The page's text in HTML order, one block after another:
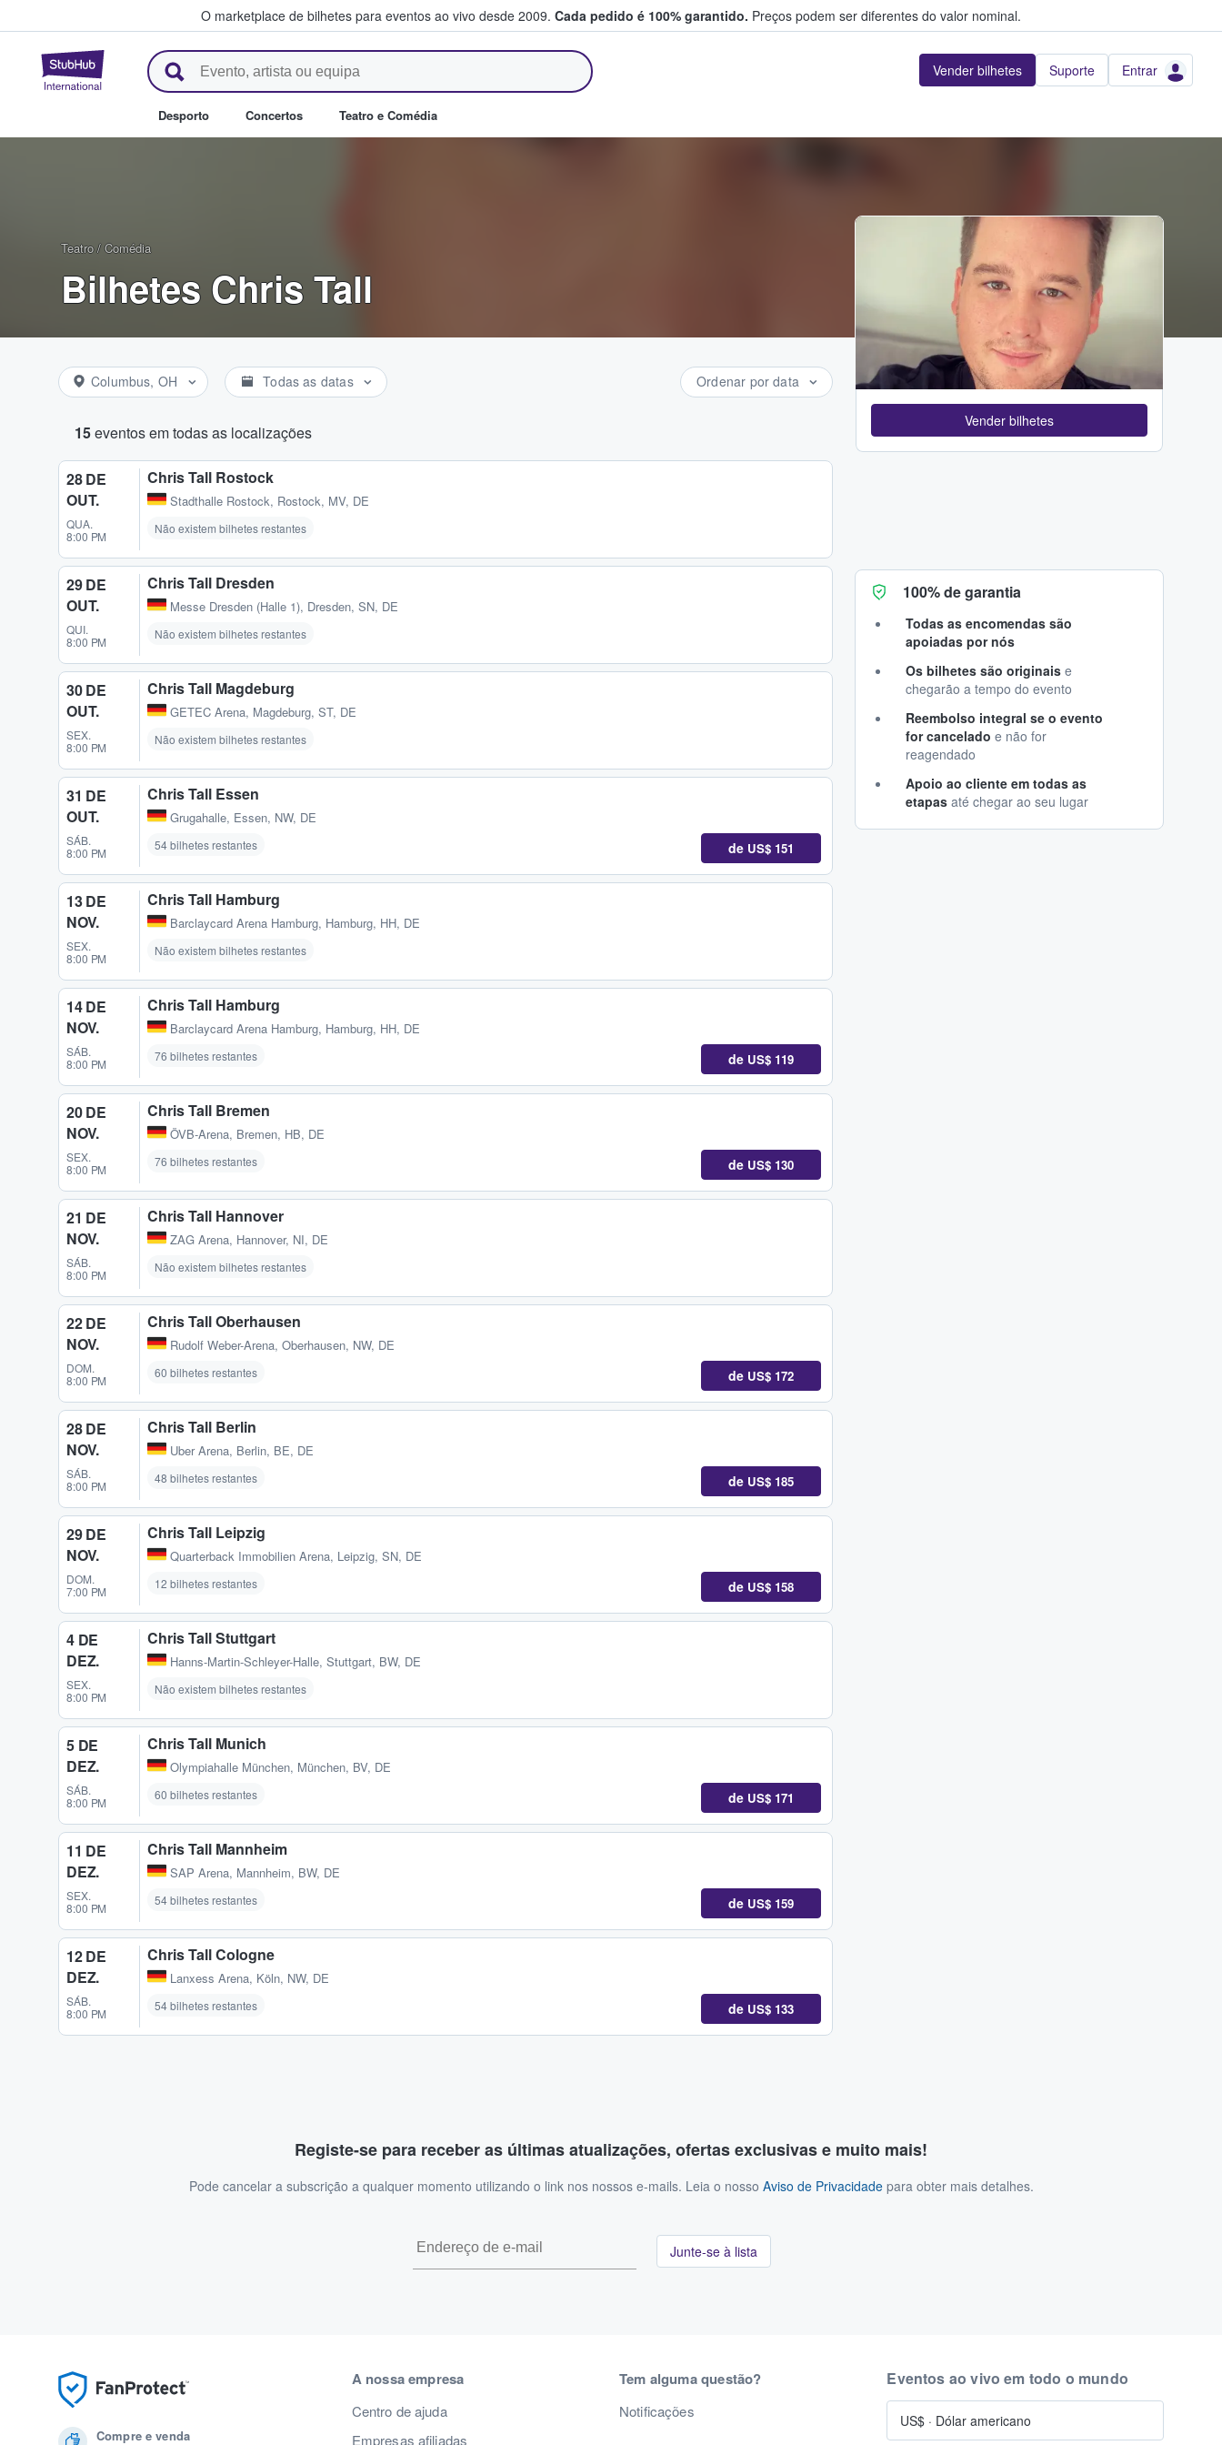
O marketplace de bilhetes para eventos ao vivo desde 2009. Cada pedido é 100% garantido. Preços podem ser diferentes do valor nominal.
StubHub – onde os fãs compram e vendem bilhetes Vender bilhetes Suporte Entrar
Desporto Concertos Teatro e Comédia
Teatro / Comédia
Bilhetes Chris Tall
Columbus, OH Todas as datas Ordenar por data
15eventos em todas as localizações
28 DE
OUT.
QUA.
8:00 PM
Chris Tall Rostock
Stadthalle Rostock, Rostock, MV, DE
Não existem bilhetes restantes
29 DE
OUT.
QUI.
8:00 PM
Chris Tall Dresden
Messe Dresden (Halle 1), Dresden, SN, DE
Não existem bilhetes restantes
30 DE
OUT.
SEX.
8:00 PM
Chris Tall Magdeburg
GETEC Arena, Magdeburg, ST, DE
Não existem bilhetes restantes
31 DE
OUT.
SÁB.
8:00 PM
Chris Tall Essen
Grugahalle, Essen, NW, DE
54 bilhetes restantes de US$ 151
13 DE
NOV.
SEX.
8:00 PM
Chris Tall Hamburg
Barclaycard Arena Hamburg, Hamburg, HH, DE
Não existem bilhetes restantes
14 DE
NOV.
SÁB.
8:00 PM
Chris Tall Hamburg
Barclaycard Arena Hamburg, Hamburg, HH, DE
76 bilhetes restantes de US$ 119
20 DE
NOV.
SEX.
8:00 PM
Chris Tall Bremen
ÖVB-Arena, Bremen, HB, DE
76 bilhetes restantes de US$ 130
21 DE
NOV.
SÁB.
8:00 PM
Chris Tall Hannover
ZAG Arena, Hannover, NI, DE
Não existem bilhetes restantes
22 DE
NOV.
DOM.
8:00 PM
Chris Tall Oberhausen
Rudolf Weber-Arena, Oberhausen, NW, DE
60 bilhetes restantes de US$ 172
28 DE
NOV.
SÁB.
8:00 PM
Chris Tall Berlin
Uber Arena, Berlin, BE, DE
48 bilhetes restantes de US$ 185
29 DE
NOV.
DOM.
7:00 PM
Chris Tall Leipzig
Quarterback Immobilien Arena, Leipzig, SN, DE
12 bilhetes restantes de US$ 158
4 DE
DEZ.
SEX.
8:00 PM
Chris Tall Stuttgart
Hanns-Martin-Schleyer-Halle, Stuttgart, BW, DE
Não existem bilhetes restantes
5 DE
DEZ.
SÁB.
8:00 PM
Chris Tall Munich
Olympiahalle München, München, BV, DE
60 bilhetes restantes de US$ 171
11 DE
DEZ.
SEX.
8:00 PM
Chris Tall Mannheim
SAP Arena, Mannheim, BW, DE
54 bilhetes restantes de US$ 159
12 DE
DEZ.
SÁB.
8:00 PM
Chris Tall Cologne
Lanxess Arena, Köln, NW, DE
54 bilhetes restantes de US$ 133
Vender bilhetes
100% de garantia
Todas as encomendas são
apoiadas por nós
Os bilhetes são originais e
chegarão a tempo do evento
Reembolso integral se o evento
for cancelado e não for
reagendado
Apoio ao cliente em todas as
etapas até chegar ao seu lugar
Registe-se para receber as últimas atualizações, ofertas exclusivas e muito mais!
Pode cancelar a subscrição a qualquer momento utilizando o link nos nossos e-mails. Leia o nosso Aviso de Privacidadepara obter mais detalhes.
Junte-se à lista
Compre e venda
A nossa empresa
Centro de ajuda
Empresas afiliadas
Tem alguma questão?
Notificações
Eventos ao vivo em todo o mundo
US$ · Dólar americano